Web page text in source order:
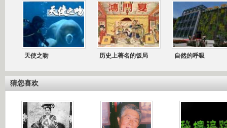
天使之吻 历史上著名的饭局 自然的呼吸
猜您喜欢